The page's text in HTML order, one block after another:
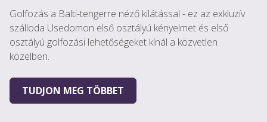
Golfozás a Balti-tengerre néző kilátással - ez az exkluzív
szálloda Usedomon első osztályú kényelmet és első
osztályú golfozási lehetőségeket kínál a közvetlen
közelben.
TUDJON MEG TÖBBET